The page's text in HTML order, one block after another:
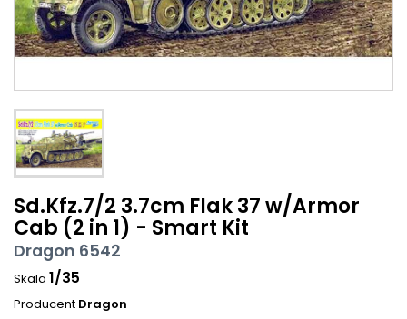
Sd.Kfz.7/2 3.7cm Flak 37 w/Armor
Cab (2 in 1) - Smart Kit
Dragon 6542
Skala 1/35
Producent Dragon